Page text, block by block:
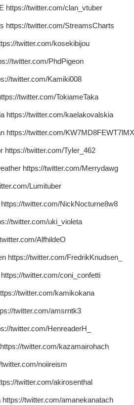
https://twitter.com/clan_vtuber
https://twitter.com/StreamsCharts
twitter.com/kosekibijou
twitter.com/PhdPigeon
twitter.com/Kamiki008
twitter.com/TokiameTaka
https://twitter.com/kaelakovalskia
https://twitter.com/
https://twitter.com/Tyler_462
https://twitter.com/Merrydawg
Lumituber
twitter.com/NickNocturne8w8
twitter.com/uki_violeta
AlfhildeO
https://twitter.com/FredrikKnudsen_
twitter.com/coni_confetti
twitter.com/kamikokana
twitter.com/amsrntk3
twitter.com/HenreaderH_
twitter.com/kazamairohach
noiireism
twitter.com/akirosenthal
https://twitter.com/amanekanatach